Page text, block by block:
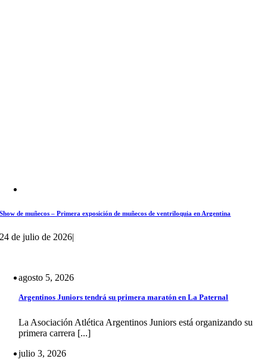
Show de muñecos – Primera exposición de muñecos de ventriloquia en Argentina
24 de julio de 2026|
agosto 5, 2026
Argentinos Juniors tendrá su primera maratón en La Paternal
La Asociación Atlética Argentinos Juniors está organizando su
primera carrera [...]
julio 3, 2026